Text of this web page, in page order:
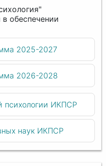
в обеспечении
2025-2027
2026-2028
психологии ИКПСР
наук ИКПСР